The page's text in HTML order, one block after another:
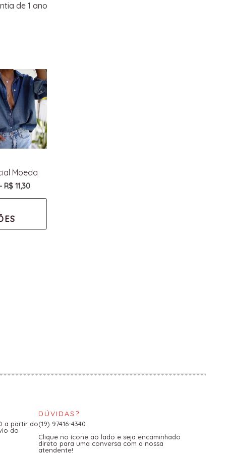
de 1 ano
Moeda
R$ 11,30
a partir do
do
DÚVIDAS?
(19) 97416-4340
Clique no ícone ao lado e seja encaminhado
direto para uma conversa com a nossa
atendente!